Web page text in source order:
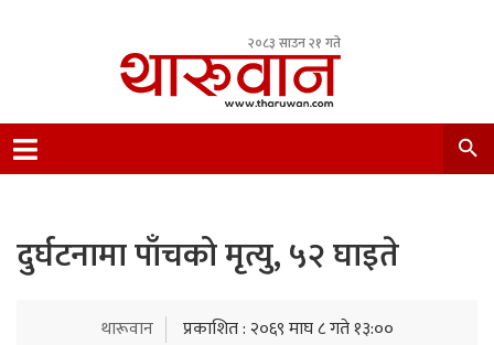
२०८३ साउन २१ गते
Nepal.
दुर्घटनामा पाँचको मृत्यु, ५२ घाइते
थारूवान प्रकाशित : २०६९ माघ ८ गते १३:००